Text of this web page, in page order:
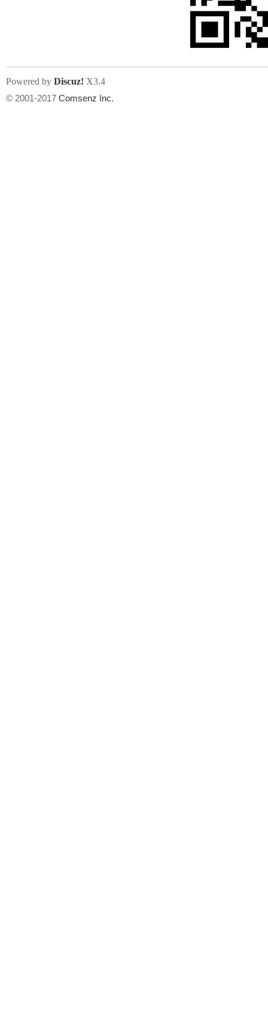
Powered by Discuz! X3.4
© 2001-2017 Comsenz Inc.